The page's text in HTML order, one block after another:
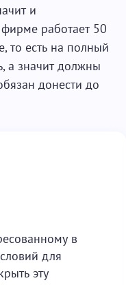
и
работает 50
то есть на полный
а значит должны
донести до
в
для
эту